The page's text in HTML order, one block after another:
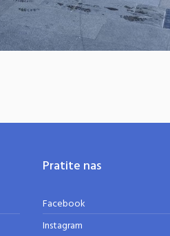
Pratite nas
Facebook
Instagram